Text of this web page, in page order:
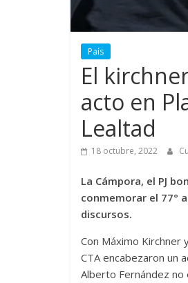
País
El
acto en
Lealtad
18 octubre, 2022
La Cámpora, el PJ
conmemorar el 77°
discursos.
Con Máximo Kirchner
CTA encabezaron un
Alberto Fernández